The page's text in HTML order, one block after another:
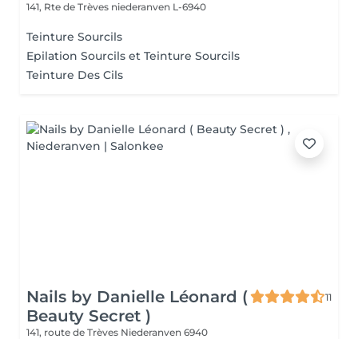
141, Rte de Trèves niederanven L-6940
Teinture Sourcils
Epilation Sourcils et Teinture Sourcils
Teinture Des Cils
Nails by Danielle Léonard (
Beauty Secret )
11
141, route de Trèves Niederanven 6940